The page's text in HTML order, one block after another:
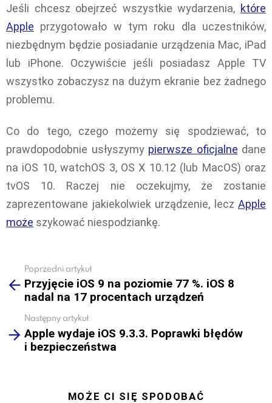
Jeśli chcesz obejrzeć wszystkie wydarzenia, które
Apple przygotowało w tym roku dla uczestników,
niezbędnym będzie posiadanie urządzenia Mac, iPad
lub iPhone. Oczywiście jeśli posiadasz Apple TV
wszystko zobaczysz na dużym ekranie bez żadnego
problemu.
Co do tego, czego możemy się spodziewać, to
prawdopodobnie usłyszymy pierwsze oficjalne dane
na iOS 10, watchOS 3, OS X 10.12 (lub MacOS) oraz
tvOS 10. Raczej nie oczekujmy, że zostanie
zaprezentowane jakiekolwiek urządzenie, lecz Apple
może szykować niespodziankę.
more
Poprzedni artykuł
Przyjęcie iOS 9 na poziomie 77 %. iOS 8
nadal na 17 procentach urządzeń
Następny artykuł
Apple wydaje iOS 9.3.3. Poprawki błędów
i bezpieczeństwa
MOŻE CI SIĘ SPODOBAĆ